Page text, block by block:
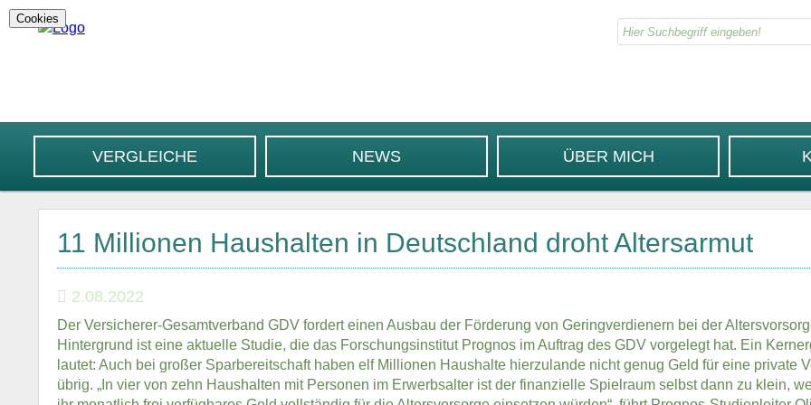
VERGLEICHE NEWS ÜBER MICH
11 Millionen Haushalten in Deutschland droht Altersarmut
2.08.2022
Der Versicherer-Gesamtverband GDV fordert einen Ausbau der Förderung von Geringverdienern bei der
Hintergrund ist eine aktuelle Studie, die das Forschungsinstitut Prognos im Auftrag des GDV vorgelegt hat. Ein
lautet: Auch bei großer Sparbereitschaft haben elf Millionen Haushalte hierzulande nicht genug Geld für eine private
übrig. „In vier von zehn Haushalten mit Personen im Erwerbsalter ist der finanzielle Spielraum selbst dann zu klein,
Cookies